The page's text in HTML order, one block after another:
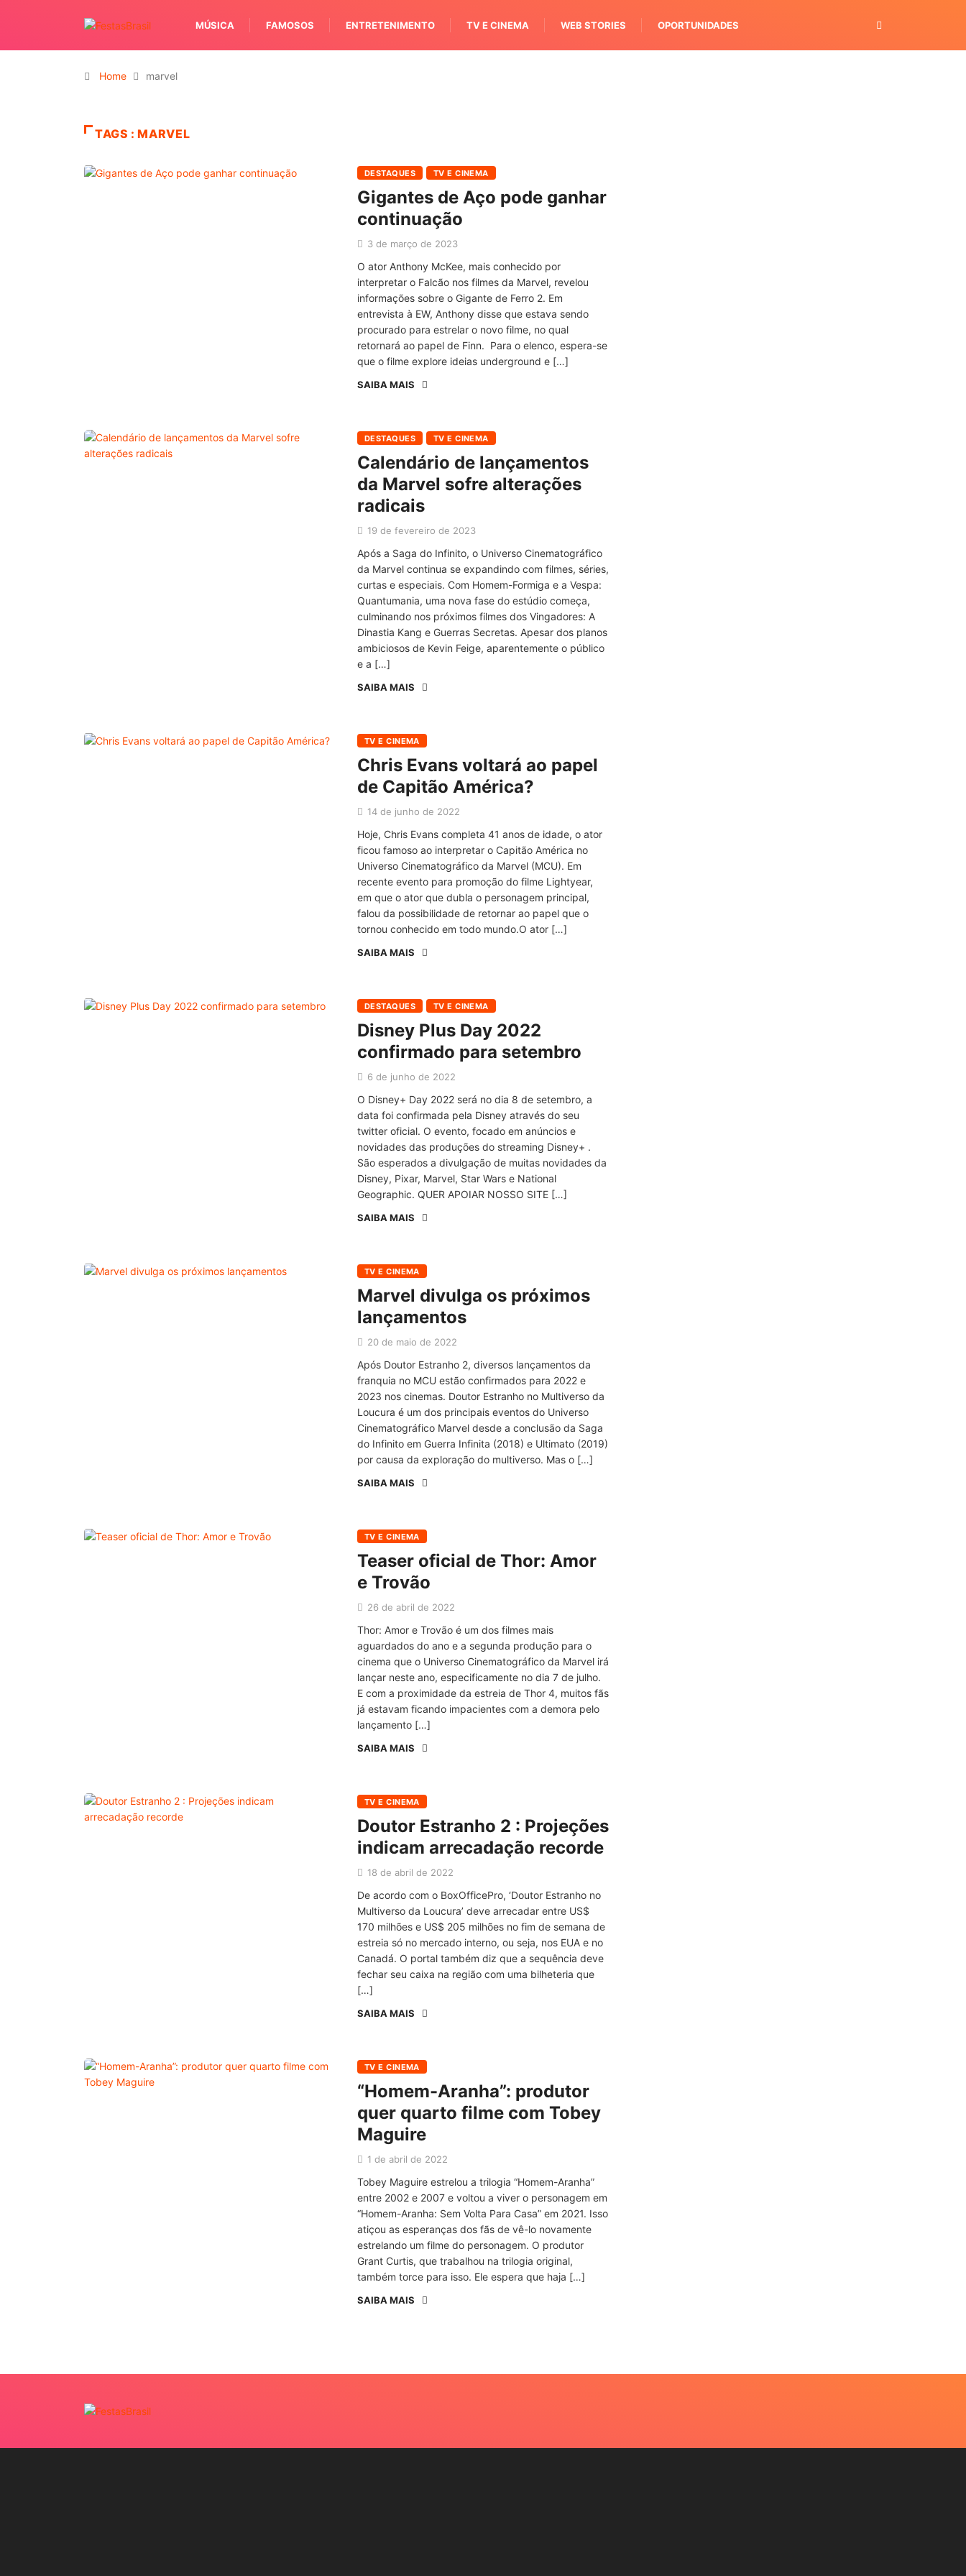
MÚSICA FAMOSOS ENTRETENIMENTO TV E CINEMA WEB STORIES OPORTUNIDADES
Home marvel
TAGS : MARVEL
DESTAQUES TV E CINEMA
Gigantes de Aço pode ganhar
continuação
3 de março de 2023
O ator Anthony McKee, mais conhecido por
interpretar o Falcão nos filmes da Marvel, revelou
informações sobre o Gigante de Ferro 2. Em
entrevista à EW, Anthony disse que estava sendo
procurado para estrelar o novo filme, no qual
retornará ao papel de Finn. Para o elenco, espera-se
que o filme explore ideias underground e […]
SAIBA MAIS
DESTAQUES TV E CINEMA
Calendário de lançamentos
da Marvel sofre alterações
radicais
19 de fevereiro de 2023
Após a Saga do Infinito, o Universo Cinematográfico
da Marvel continua se expandindo com filmes, séries,
curtas e especiais. Com Homem-Formiga e a Vespa:
Quantumania, uma nova fase do estúdio começa,
culminando nos próximos filmes dos Vingadores: A
Dinastia Kang e Guerras Secretas. Apesar dos planos
ambiciosos de Kevin Feige, aparentemente o público
e a […]
SAIBA MAIS
TV E CINEMA
Chris Evans voltará ao papel
de Capitão América?
14 de junho de 2022
Hoje, Chris Evans completa 41 anos de idade, o ator
ficou famoso ao interpretar o Capitão América no
Universo Cinematográfico da Marvel (MCU). Em
recente evento para promoção do filme Lightyear,
em que o ator que dubla o personagem principal,
falou da possibilidade de retornar ao papel que o
tornou conhecido em todo mundo.O ator […]
SAIBA MAIS
DESTAQUES TV E CINEMA
Disney Plus Day 2022
confirmado para setembro
6 de junho de 2022
O Disney+ Day 2022 será no dia 8 de setembro, a
data foi confirmada pela Disney através do seu
twitter oficial. O evento, focado em anúncios e
novidades das produções do streaming Disney+ .
São esperados a divulgação de muitas novidades da
Disney, Pixar, Marvel, Star Wars e National
Geographic. QUER APOIAR NOSSO SITE […]
SAIBA MAIS
TV E CINEMA
Marvel divulga os próximos
lançamentos
20 de maio de 2022
Após Doutor Estranho 2, diversos lançamentos da
franquia no MCU estão confirmados para 2022 e
2023 nos cinemas. Doutor Estranho no Multiverso da
Loucura é um dos principais eventos do Universo
Cinematográfico Marvel desde a conclusão da Saga
do Infinito em Guerra Infinita (2018) e Ultimato (2019)
por causa da exploração do multiverso. Mas o […]
SAIBA MAIS
TV E CINEMA
Teaser oficial de Thor: Amor
e Trovão
26 de abril de 2022
Thor: Amor e Trovão é um dos filmes mais
aguardados do ano e a segunda produção para o
cinema que o Universo Cinematográfico da Marvel irá
lançar neste ano, especificamente no dia 7 de julho.
E com a proximidade da estreia de Thor 4, muitos fãs
já estavam ficando impacientes com a demora pelo
lançamento […]
SAIBA MAIS
TV E CINEMA
Doutor Estranho 2 : Projeções
indicam arrecadação recorde
18 de abril de 2022
De acordo com o BoxOfficePro, ‘Doutor Estranho no
Multiverso da Loucura’ deve arrecadar entre US$
170 milhões e US$ 205 milhões no fim de semana de
estreia só no mercado interno, ou seja, nos EUA e no
Canadá. O portal também diz que a sequência deve
fechar seu caixa na região com uma bilheteria que
[…]
SAIBA MAIS
TV E CINEMA
“Homem-Aranha”: produtor
quer quarto filme com Tobey
Maguire
1 de abril de 2022
Tobey Maguire estrelou a trilogia “Homem-Aranha”
entre 2002 e 2007 e voltou a viver o personagem em
“Homem-Aranha: Sem Volta Para Casa” em 2021. Isso
atiçou as esperanças dos fãs de vê-lo novamente
estrelando um filme do personagem. O produtor
Grant Curtis, que trabalhou na trilogia original,
também torce para isso. Ele espera que haja […]
SAIBA MAIS